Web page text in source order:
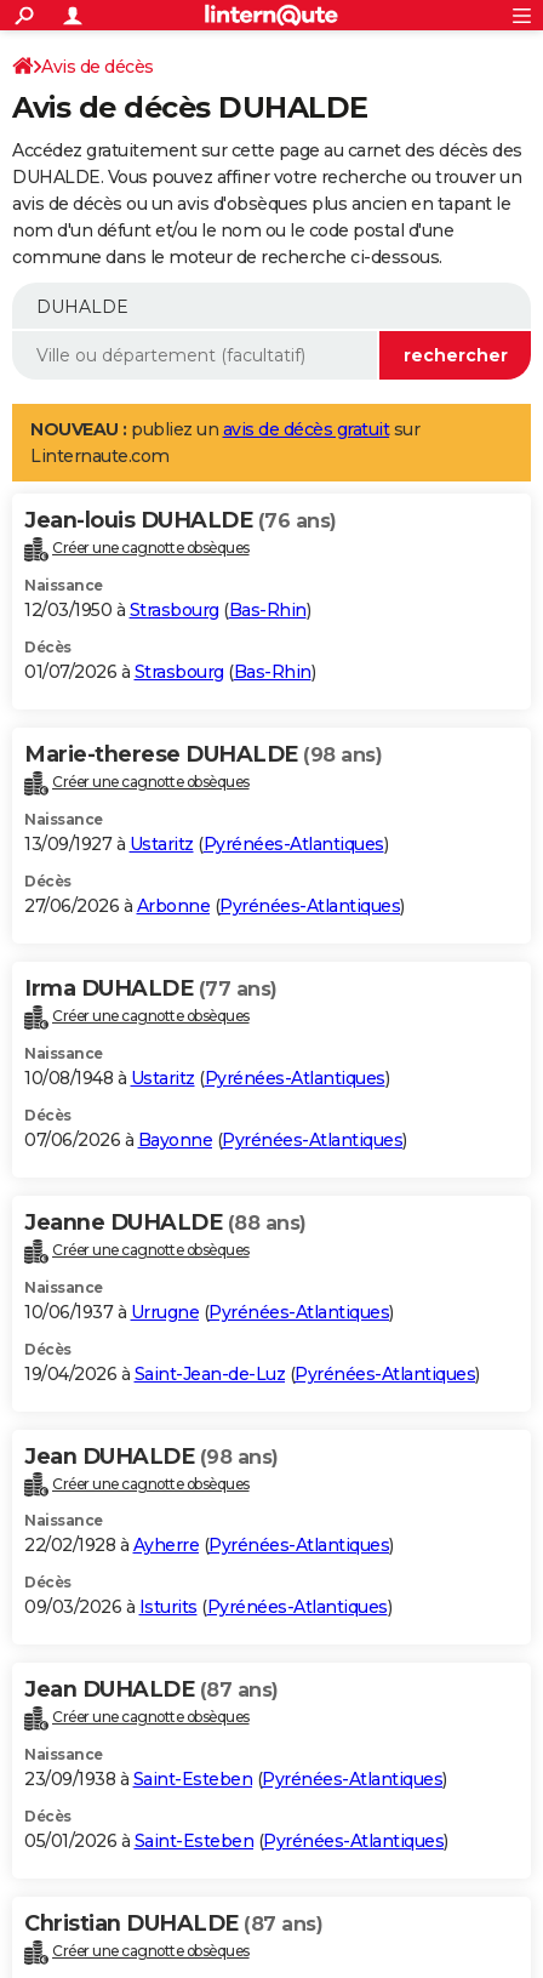
ACTUALITÉS
Politique
Société
Faits Divers
Education
Monde
Villes
+
SPORT
Coupe du monde 2026
Football
Tennis
Cyclisme
Rugby
Forum
Programme TV
TNT
Streaming
Cinéma
Sorties cinéma
Musique
+
FINANCE
Retraite
Epargne
Immobilier
Risques naturels par ville
Banque
Assurance
AUTO
Essais
Réserver un essai
Citadines
Berlines
SUV
Forum auto
+
Mobiles
Meilleur smartphone
Internet
Ordinateurs
Jeux vidéo
Guide high-tech
Aménagement intérieur
LIFESTYLE
Art de vivre
Bien-être
Loisirs
Mode
Modes de vie
Alimentation
Guide de la santé
Maladies
Médicaments
Sommeil
VOYAGE
Destinations
City break
Voyage nature
Voyage de noces
Forum
Climat
+PHOTO
GUIDES D'ACHAT
BONS PLANS
Carte de Noël
Carte Bonne année
Carte Saint-Valentin
Carte Pâques
Carte d'anniversaire
DICTIONNAIRE
Dictionnaire
Biographies
Citations
Expressions
Proverbes
PROGRAMME TV
S'inscrire
Se connecter
Lycées
Collèges
Primaires
Universités
Entreprises
Service militaire
Avis de recherche
AVIS DE DÉCÈS
Bricolage
Lifestyle
Culture
Sport
Auto
Television
Voyage
Cinema
Avis de décès
Avis de décès DUHALDE
Accédez gratuitement sur cette page au carnet des décès des
DUHALDE. Vous pouvez affiner votre recherche ou trouver un
avis de décès ou un avis d'obsèques plus ancien en tapant le
nom d'un défunt et/ou le nom ou le code postal d'une
commune dans le moteur de recherche ci-dessous.
NOUVEAU : publiez un avis de décès gratuitsur
Linternaute.com
Jean-louis DUHALDE (76 ans)
Créer une cagnotte obsèques
Naissance
12/03/1950 à Strasbourg (Bas-Rhin)
Décès
01/07/2026 à Strasbourg (Bas-Rhin)
Marie-therese DUHALDE (98 ans)
Créer une cagnotte obsèques
Naissance
13/09/1927 à Ustaritz (Pyrénées-Atlantiques)
Décès
27/06/2026 à Arbonne (Pyrénées-Atlantiques)
Irma DUHALDE (77 ans)
Créer une cagnotte obsèques
Naissance
10/08/1948 à Ustaritz (Pyrénées-Atlantiques)
Décès
07/06/2026 à Bayonne (Pyrénées-Atlantiques)
Jeanne DUHALDE (88 ans)
Créer une cagnotte obsèques
Naissance
10/06/1937 à Urrugne (Pyrénées-Atlantiques)
Décès
19/04/2026 à Saint-Jean-de-Luz (Pyrénées-Atlantiques)
Jean DUHALDE (98 ans)
Créer une cagnotte obsèques
Naissance
22/02/1928 à Ayherre (Pyrénées-Atlantiques)
Décès
09/03/2026 à Isturits (Pyrénées-Atlantiques)
Jean DUHALDE (87 ans)
Créer une cagnotte obsèques
Naissance
23/09/1938 à Saint-Esteben (Pyrénées-Atlantiques)
Décès
05/01/2026 à Saint-Esteben (Pyrénées-Atlantiques)
Christian DUHALDE (87 ans)
Créer une cagnotte obsèques